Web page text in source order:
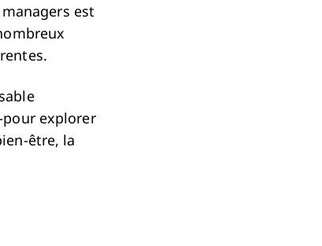
est
explorer
être, la